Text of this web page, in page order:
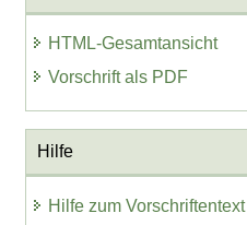
HTML-Gesamtansicht
Vorschrift als PDF
Hilfe
Hilfe zum Vorschriftentext